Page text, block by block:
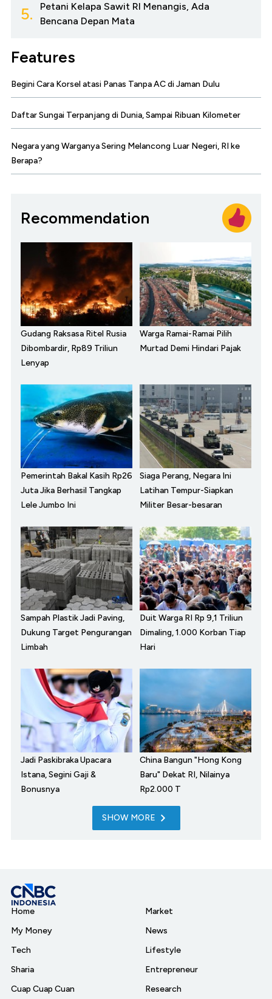
5.
Petani Kelapa Sawit RI Menangis, Ada
Bencana Depan Mata
Features
Begini Cara Korsel atasi Panas Tanpa AC di Jaman Dulu
Daftar Sungai Terpanjang di Dunia, Sampai Ribuan Kilometer
Negara yang Warganya Sering Melancong Luar Negeri, RI ke
Berapa?
Recommendation
Gudang Raksasa Ritel Rusia
Dibombardir, Rp89 Triliun
Lenyap
Warga Ramai-Ramai Pilih
Murtad Demi Hindari Pajak
Pemerintah Bakal Kasih Rp26
Juta Jika Berhasil Tangkap
Lele Jumbo Ini
Siaga Perang, Negara Ini
Latihan Tempur-Siapkan
Militer Besar-besaran
Sampah Plastik Jadi Paving,
Dukung Target Pengurangan
Limbah
Duit Warga RI Rp 9,1 Triliun
Dimaling, 1.000 Korban Tiap
Hari
Jadi Paskibraka Upacara
Istana, Segini Gaji &
Bonusnya
China Bangun "Hong Kong
Baru" Dekat RI, Nilainya
Rp2.000 T
SHOW MORE
Home
My Money
Tech
Sharia
Cuap Cuap Cuan
Market
News
Lifestyle
Entrepreneur
Research